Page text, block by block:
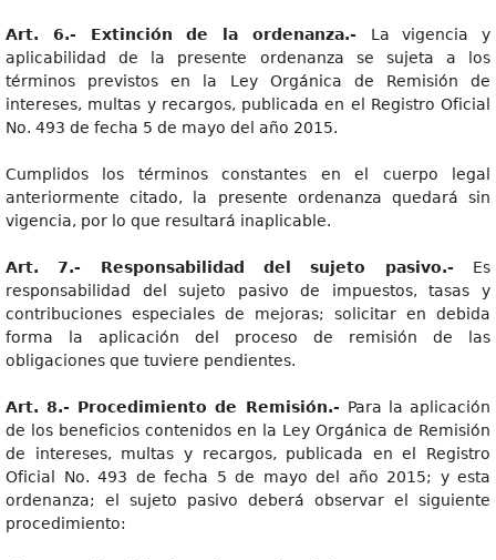
Art. 6.- Extinción de la ordenanza.- La vigencia y
aplicabilidad de la presente ordenanza se sujeta a los
términos previstos en la Ley Orgánica de Remisión de
intereses, multas y recargos, publicada en el Registro Oficial
No. 493 de fecha 5 de mayo del año 2015.
Cumplidos los términos constantes en el cuerpo legal
anteriormente citado, la presente ordenanza quedará sin
vigencia, por lo que resultará inaplicable.
Art. 7.- Responsabilidad del sujeto pasivo.- Es
responsabilidad del sujeto pasivo de impuestos, tasas y
contribuciones especiales de mejoras; solicitar en debida
forma la aplicación del proceso de remisión de las
obligaciones que tuviere pendientes.
Art. 8.- Procedimiento de Remisión.- Para la aplicación
de los beneficios contenidos en la Ley Orgánica de Remisión
de intereses, multas y recargos, publicada en el Registro
Oficial No. 493 de fecha 5 de mayo del año 2015; y esta
ordenanza; el sujeto pasivo deberá observar el siguiente
procedimiento: